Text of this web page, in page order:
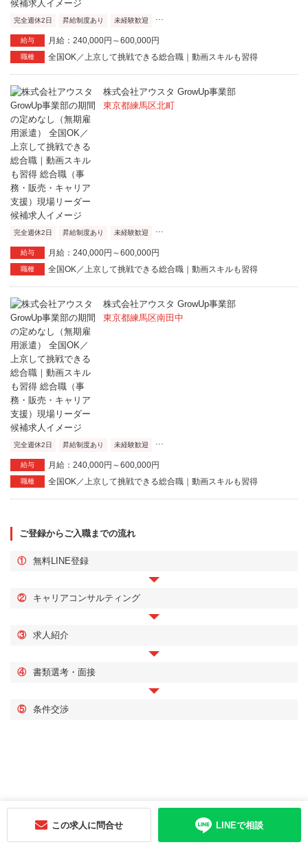
完全週休2日 昇給制度あり 未経験歓迎 ...
給与 月給：240,000円～600,000円
職種 全国OK／上京して挑戦できる総合職｜動画スキルも習得
株式会社アウスタ GrowUp事業部
東京都練馬区北町
完全週休2日 昇給制度あり 未経験歓迎 ...
給与 月給：240,000円～600,000円
職種 全国OK／上京して挑戦できる総合職｜動画スキルも習得
株式会社アウスタ GrowUp事業部
東京都練馬区南田中
完全週休2日 昇給制度あり 未経験歓迎 ...
給与 月給：240,000円～600,000円
職種 全国OK／上京して挑戦できる総合職｜動画スキルも習得
ご登録からご入職までの流れ
① 無料LINE登録
② キャリアコンサルティング
③ 求人紹介
④ 書類選考・面接
⑤ 条件交渉
この求人に問合せ
LINEで相談
会社概要